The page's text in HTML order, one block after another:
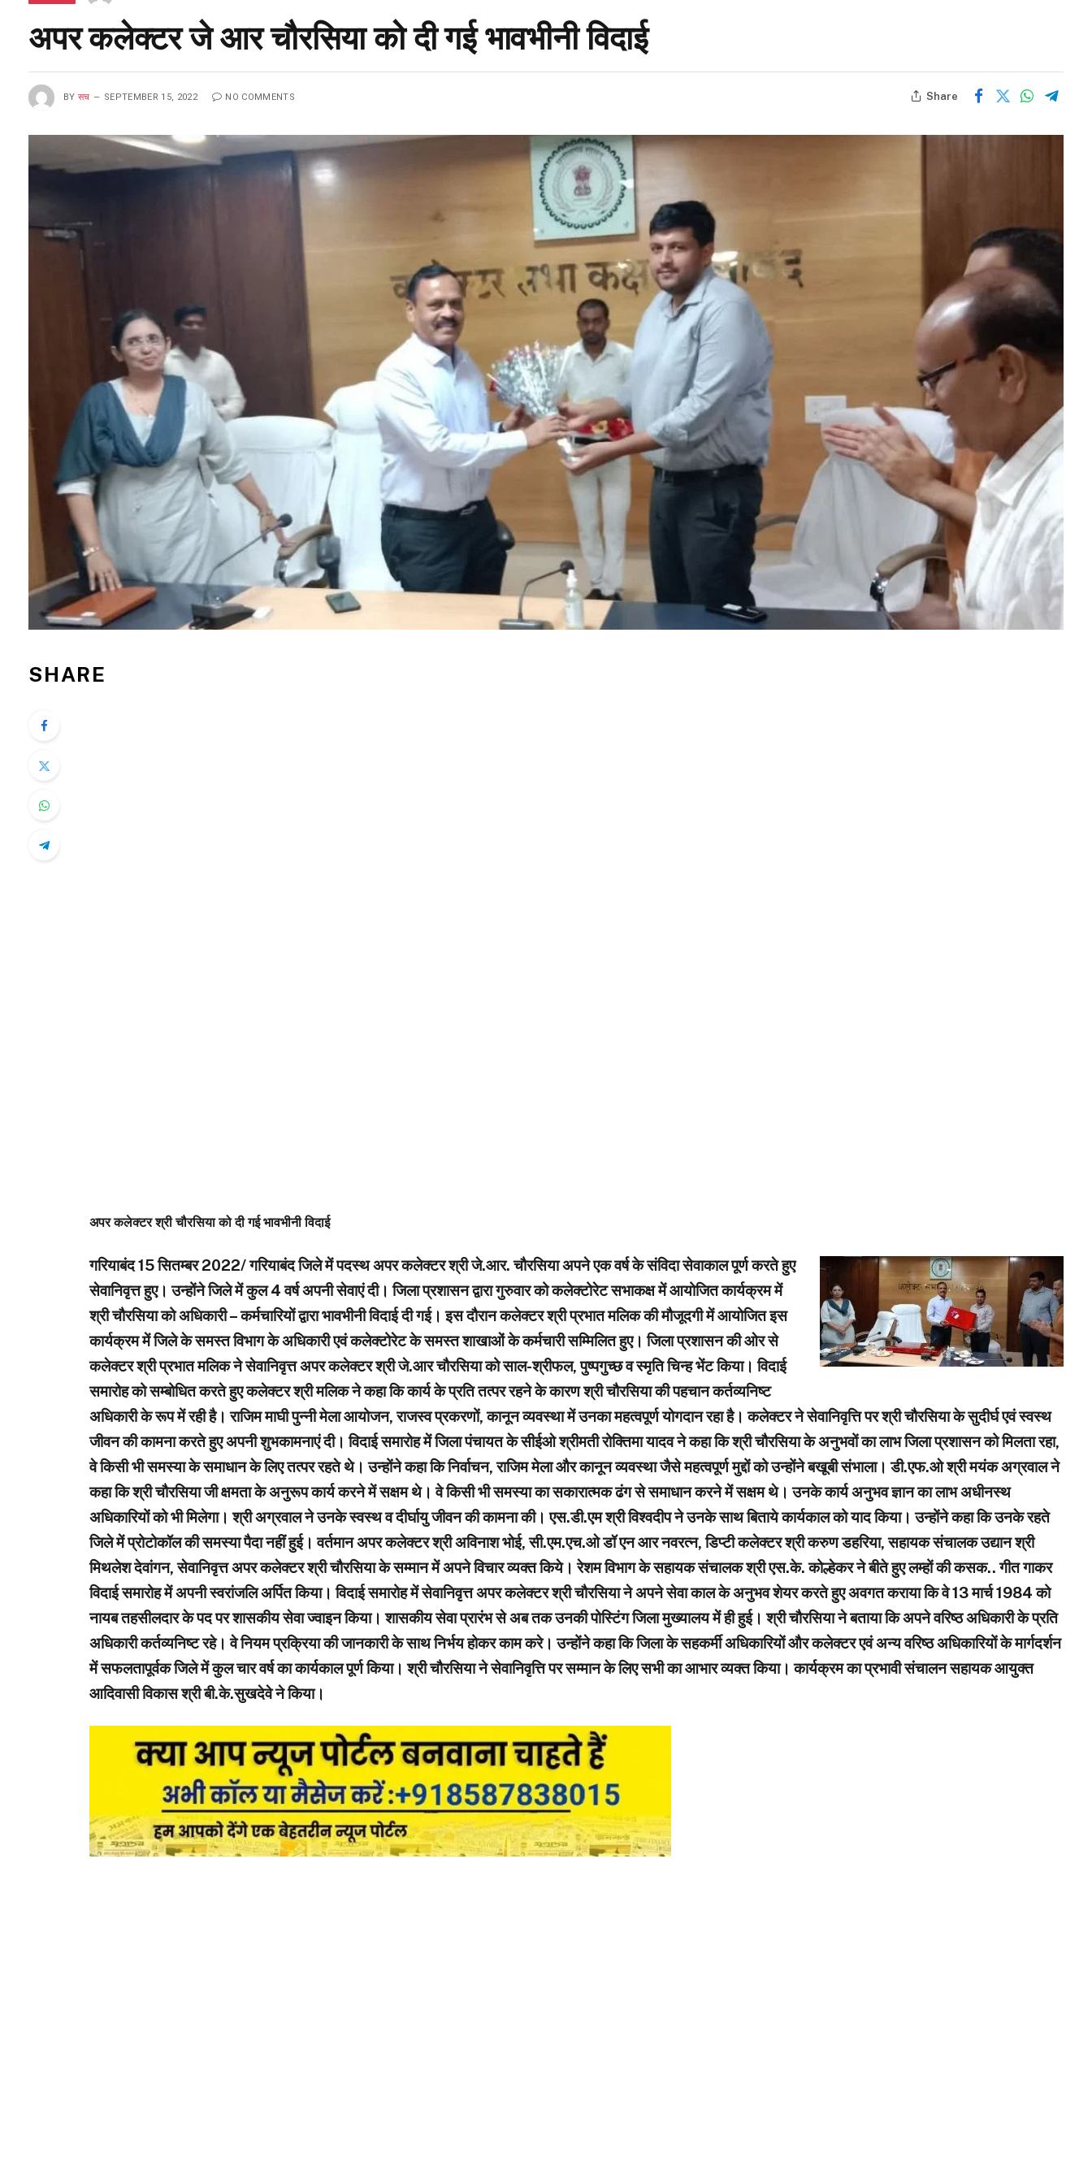
अपर कलेक्टर जे आर चौरसिया को दी गई भावभीनी विदाई
BY सच SEPTEMBER 15, 2022 NO COMMENTS Share
SHARE
अपर कलेक्टर श्री चौरसिया को दी गई भावभीनी विदाई
गरियाबंद 15 सितम्बर 2022/ गरियाबंद जिले में पदस्थ अपर कलेक्टर श्री जे.आर. चौरसिया अपने एक वर्ष के संविदा सेवाकाल पूर्ण करते हुए
सेवानिवृत्त हुए। उन्होंने जिले में कुल 4 वर्ष अपनी सेवाएं दी। जिला प्रशासन द्वारा गुरुवार को कलेक्टोरेट सभाकक्ष में आयोजित कार्यक्रम में
श्री चौरसिया को अधिकारी – कर्मचारियों द्वारा भावभीनी विदाई दी गई। इस दौरान कलेक्टर श्री प्रभात मलिक की मौजूदगी में आयोजित इस
कार्यक्रम में जिले के समस्त विभाग के अधिकारी एवं कलेक्टोरेट के समस्त शाखाओं के कर्मचारी सम्मिलित हुए। जिला प्रशासन की ओर से
कलेक्टर श्री प्रभात मलिक ने सेवानिवृत्त अपर कलेक्टर श्री जे.आर चौरसिया को साल-श्रीफल, पुष्पगुच्छ व स्मृति चिन्ह भेंट किया। विदाई
समारोह को सम्बोधित करते हुए कलेक्टर श्री मलिक ने कहा कि कार्य के प्रति तत्पर रहने के कारण श्री चौरसिया की पहचान कर्तव्यनिष्ट
अधिकारी के रूप में रही है। राजिम माघी पुन्नी मेला आयोजन, राजस्व प्रकरणों, कानून व्यवस्था में उनका महत्वपूर्ण योगदान रहा है। कलेक्टर ने सेवानिवृत्ति पर श्री चौरसिया के सुदीर्घ एवं स्वस्थ
जीवन की कामना करते हुए अपनी शुभकामनाएं दी। विदाई समारोह में जिला पंचायत के सीईओ श्रीमती रोक्तिमा यादव ने कहा कि श्री चौरसिया के अनुभवों का लाभ जिला प्रशासन को मिलता रहा,
वे किसी भी समस्या के समाधान के लिए तत्पर रहते थे। उन्होंने कहा कि निर्वाचन, राजिम मेला और कानून व्यवस्था जैसे महत्वपूर्ण मुद्दों को उन्होंने बखूबी संभाला। डी.एफ.ओ श्री मयंक अग्रवाल ने
कहा कि श्री चौरसिया जी क्षमता के अनुरूप कार्य करने में सक्षम थे। वे किसी भी समस्या का सकारात्मक ढंग से समाधान करने में सक्षम थे। उनके कार्य अनुभव ज्ञान का लाभ अधीनस्थ
अधिकारियों को भी मिलेगा। श्री अग्रवाल ने उनके स्वस्थ व दीर्घायु जीवन की कामना की। एस.डी.एम श्री विश्वदीप ने उनके साथ बिताये कार्यकाल को याद किया। उन्होंने कहा कि उनके रहते
जिले में प्रोटोकॉल की समस्या पैदा नहीं हुई। वर्तमान अपर कलेक्टर श्री अविनाश भोई, सी.एम.एच.ओ डॉ एन आर नवरत्न, डिप्टी कलेक्टर श्री करुण डहरिया, सहायक संचालक उद्यान श्री
मिथलेश देवांगन, सेवानिवृत्त अपर कलेक्टर श्री चौरसिया के सम्मान में अपने विचार व्यक्त किये। रेशम विभाग के सहायक संचालक श्री एस.के. कोल्हेकर ने बीते हुए लम्हों की कसक.. गीत गाकर
विदाई समारोह में अपनी स्वरांजलि अर्पित किया। विदाई समारोह में सेवानिवृत्त अपर कलेक्टर श्री चौरसिया ने अपने सेवा काल के अनुभव शेयर करते हुए अवगत कराया कि वे 13 मार्च 1984 को
नायब तहसीलदार के पद पर शासकीय सेवा ज्वाइन किया। शासकीय सेवा प्रारंभ से अब तक उनकी पोस्टिंग जिला मुख्यालय में ही हुई। श्री चौरसिया ने बताया कि अपने वरिष्ठ अधिकारी के प्रति
अधिकारी कर्तव्यनिष्ट रहे। वे नियम प्रक्रिया की जानकारी के साथ निर्भय होकर काम करे। उन्होंने कहा कि जिला के सहकर्मी अधिकारियों और कलेक्टर एवं अन्य वरिष्ठ अधिकारियों के मार्गदर्शन
में सफलतापूर्वक जिले में कुल चार वर्ष का कार्यकाल पूर्ण किया। श्री चौरसिया ने सेवानिवृत्ति पर सम्मान के लिए सभी का आभार व्यक्त किया। कार्यक्रम का प्रभावी संचालन सहायक आयुक्त
आदिवासी विकास श्री बी.के.सुखदेवे ने किया।